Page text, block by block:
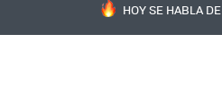
HOY SE HABLA DE